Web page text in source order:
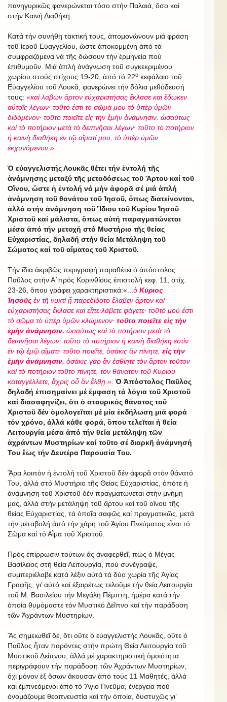
πανηγυρικῶς φανερώνεται τόσο στήν Παλαιά, ὅσο καί
στήν Καινή Διαθήκη.
Κατά τήν συνήθη τακτική τους, ἀπομονώνουν μιά φράση
τοῦ ἱεροῦ Εὐαγγελίου, ὥστε ἀποκομμένη ἀπό τά
συμφραζόμενα νά τῆς δώσουν τήν ἑρμηνεία πού
ἐπιθυμοῦν. Μιά ἁπλή ἀνάγνωση τοῦ συγκεκριμένου
χωρίου στούς στίχους 19-20, ἀπό τό 22ο κεφάλαιο τοῦ
Εὐαγγελίου τοῦ Λουκᾶ, φανερώνει τήν δόλια μεθόδευσή
τους: «καὶ λαβὼν ἄρτον εὐχαριστήσας ἔκλασε καὶ ἔδωκεν
αὐτοῖς λέγων· τοῦτό ἐστι τὸ σῶμά μου τὸ ὑπὲρ ὑμῶν
διδόμενον· τοῦτο ποιεῖτε εἰς τὴν ἐμὴν ἀνάμνησιν. ὡσαύτως
καὶ τὸ ποτήριον μετὰ τὸ δειπνῆσαι λέγων· τοῦτο τὸ ποτήριον
ἡ καινὴ διαθήκη ἐν τῷ αἵματί μου, τὸ ὑπὲρ ὑμῶν
ἐκχυνόμενον.»
Ὁ εὐαγγελιστής Λουκᾶς θέτει τήν ἐντολή τῆς
ἀνάμνησης μεταξύ τῆς μεταδόσεως τοῦ Ἄρτου καί τοῦ
Οἴνου, ὥστε ἡ ἐντολή νά μήν ἀφορᾶ σέ μιά ἁπλή
ἀνάμνηση τοῦ θανάτου τοῦ Ἰησοῦ, ὅπως διατείνονται,
ἀλλά στήν ἀνάμνηση τοῦ Ἴδιου τοῦ Κυρίου Ἰησοῦ
Χριστοῦ καί μάλιστα, ὅπως αὐτή παραγματώνεται
μέσα ἀπό τήν μετοχή στό Μυστήριο τῆς θείας
Εὐχαριστίας, δηλαδή στήν θεία Μετάληψη τοῦ
Σώματος καί τοῦ αἵματος τοῦ Χριστοῦ.
Τήν ἴδια ἀκριβῶς περιγραφή παραθέτει ὁ ἀπόστολος
Παῦλος στήν Α΄πρός Κορινθίους ἐπιστολή κεφ. 11, στίχ.
23-26, ὅπου γράφει χαρακτηριστικά:«... ὁ Κύριος
Ἰησοῦςἐν τῇ νυκτί ᾗ παρεδίδοτο ἔλαβεν ἄρτον καὶ
εὐχαριστήσας ἔκλασε καὶ εἶπε·λάβετε φάγετε· τοῦτό μού ἐστι
τὸ σῶμα τὸ ὑπὲρ ὑμῶν κλώμενον· τοῦτο ποιεῖτε εἰς τὴν
ἐμὴν ἀνάμνησιν. ὡσαύτως καὶ τὸ ποτήριον μετὰ τὸ
δειπνῆσαι λέγων· τοῦτο τὸ ποτήριον ἡ καινὴ διαθήκη ἐστὶν
ἐν τῷ ἐμῷ αἵματι· τοῦτο ποιεῖτε, ὁσάκις ἂν πίνητε, εἰς τὴν
ἐμὴν ἀνάμνησιν. ὁσάκις γὰρ ἂν ἐσθίητε τὸν ἄρτον τοῦτον
καὶ τὸ ποτήριον τοῦτο πίνητε, τὸν θάνατον τοῦ Κυρίου
καταγγέλλετε, ἄχρις οὗ ἂν ἔλθῃ.».Ὁ Ἀπόστολος Παῦλος
δηλαδή ἐπισημαίνει μέ ἔμφαση τά λόγια τοῦ Χριστοῦ
καί διασαφηνίζει, ὅτι ὁ σταυρικός θάνατος τοῦ
Χριστοῦ δέν ὁμολογεῖται μέ μία ἐκδήλωση μιά φορά
τόν χρόνο, ἀλλά κάθε φορά, ὅπου τελεῖται ἡ θεία
Λειτουργία μέσα ἀπό τήν θεία μετάληψη τῶν
ἀχράντων Μυστηρίων καί τοῦτο σέ διαρκῆ ἀνάμνησή
Του ἕως τήν Δευτέρα Παρουσία Του.
Ἄρα λοιπόν ἡ ἐντολή τοῦ Χριστοῦ δέν ἀφορᾶ στόν θάνατό
Του, ἀλλά στό Μυστήριο τῆς Θείας Εὐχαριστίας, ὁπότε ἡ
ἀνάμνηση τοῦ Χριστοῦ δέν πραγματώνεται στήν μνήμη
μας, ἀλλά στήν μετάληψη τοῦ ἄρτου καί τοῦ οἴνου τῆς
θείας Εὐχαριστίας, τά ὁποῖα σαφῶς καί πραγματικῶς, μετά
τήν μεταβολή ἀπό τήν χάρη τοῦ Ἁγίου Πνεύματος εἶναι τό
Σῶμα καί τό Αἷμα τοῦ Χριστοῦ.
Πρός ἐπίρρωσιν τούτων ἄς ἀναφερθεῖ, πώς ὁ Μέγας
Βασίλειος στή θεία Λειτουργία, πού συνέγραψε,
συμπεριέλαβε κατά λέξιν αὐτά τά δύο χωρία τῆς Ἁγίας
Γραφῆς, γι’ αὐτό καί ἐξαιρέτως τελοῦμε τήν θεία Λειτουργία
τοῦ Μ. Βασιλείου τήν Μεγάλη Πέμπτη, ἡμέρα κατά τήν
ὁποία θυμόμαστε τόν Μυστικό Δεῖπνο καί τήν παράδοση
τῶν Ἀχράντων Μυστηρίων.
Ἄς σημειωθεῖ δέ, ὅτι οὔτε ὁ εὐαγγελιστής Λουκᾶς, οὔτε ὁ
Παῦλος ἦταν παρόντες στήν πρώτη Θεία Λειτουργία τοῦ
Μυστικοῦ Δείπνου, ἀλλά μέ χαρακτηριστική ὁμοιότητα
περιγράφουν τήν παράδοση τῶν Ἀχράντων Μυστηρίων,
ὄχι μόνον ἐξ ὅσων ἄκουσαν ἀπό τούς 11 Μαθητές, ἀλλά
καί ἐμπνεόμενοι ἀπό τό Ἅγιο Πνεῦμα, ἐνέργεια πού
ὀνομάζουμε θεοπνευστία καί τήν ὁποία, δυστυχῶς γι’